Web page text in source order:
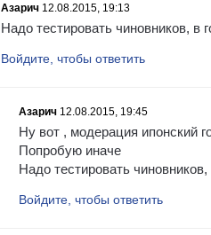
Азарич 12.08.2015, 19:13
Надо тестировать чиновников, в
Войдите, чтобы ответить
Азарич 12.08.2015, 19:45
Ну вот , модерация ипонский
Попробую иначе
Надо тестировать
Войдите, чтобы ответить